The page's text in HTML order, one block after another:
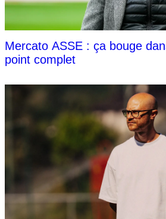
Mercato ASSE : ça bouge
point complet